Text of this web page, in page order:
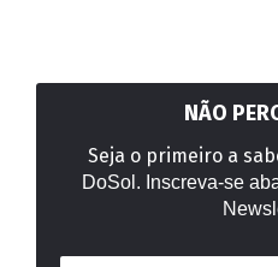
NÃO
Seja o primeiro a
DoSol. Inscreva-se